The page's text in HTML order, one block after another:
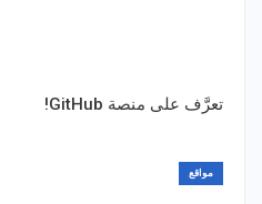
تعرَّف على منصة GitHub!
مواقع